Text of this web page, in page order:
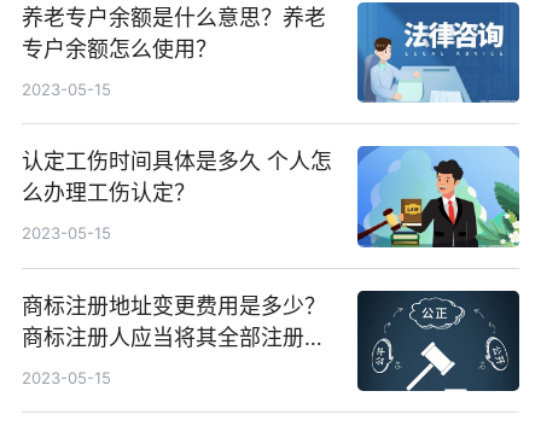
养老专户余额是什么意思？养老
专户余额怎么使用？
2023-05-15
认定工伤时间具体是多久 个人怎
么办理工伤认定？
2023-05-15
商标注册地址变更费用是多少？
商标注册人应当将其全部注册商
标一并变更吗？
2023-05-15